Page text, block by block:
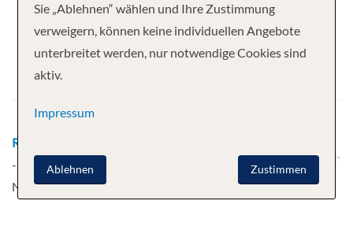
14 Nächte Scenic Jade
Abfahrt
Route
- Durnstein - Brandstatt - Passau - Regensburg -
NurembergMehr
Sie „Ablehnen“ wählen und Ihre Zustimmung
verweigern, können keine individuellen Angebote
unterbreitet werden, nur notwendige Cookies sind
aktiv.
Impressum
Zustimmen
Ablehnen